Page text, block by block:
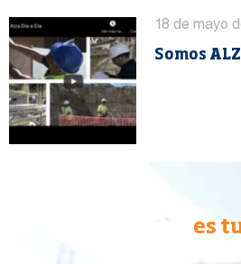
Somos
18 de mayo
es
ALZA es tu